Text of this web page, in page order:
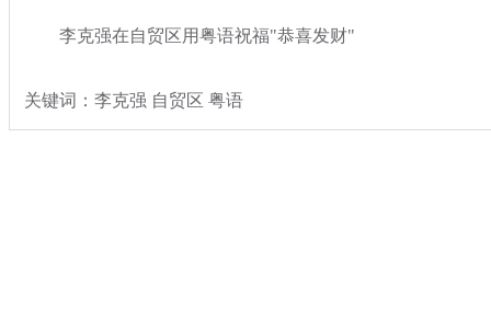
李克强在自贸区用粤语祝福"恭喜发财"
关键词：李克强 自贸区 粤语